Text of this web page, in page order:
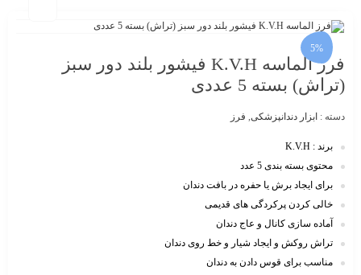
5%
فرز الماسه K.V.H فیشور بلند دور سبز
(تراش) بسته 5 عددی
دسته : ابزار دندانپزشکی, فرز
برند : K.V.H
محتوی بسته بندی 5 عدد
برای ایجاد برش یا حفره در بافت‌ دندان
خالی کردن پرکردگی های قدیمی
آماده سازی کانال و عاج دندان
تراش روکش و ایجاد شیار و خط روی دندان
مناسب برای قوس دادن به دندان